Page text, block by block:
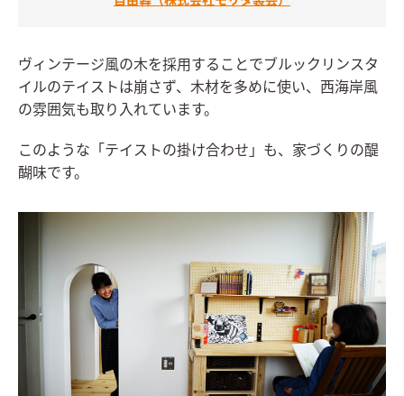
ヴィンテージ風の木を採用することでブルックリンスタ
イルのテイストは崩さず、木材を多めに使い、西海岸風
の雰囲気も取り入れています。
このような「テイストの掛け合わせ」も、家づくりの醍
醐味です。